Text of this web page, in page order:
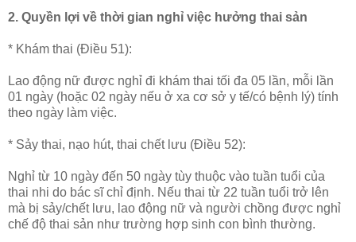
2. Quyền lợi về thời gian nghỉ việc hưởng thai sản
* Khám thai (Điều 51):
Lao động nữ được nghỉ đi khám thai tối đa 05 lần, mỗi lần
01 ngày (hoặc 02 ngày nếu ở xa cơ sở y tế/có bệnh lý) tính
theo ngày làm việc.
* Sảy thai, nạo hút, thai chết lưu (Điều 52):
Nghỉ từ 10 ngày đến 50 ngày tùy thuộc vào tuần tuổi của
thai nhi do bác sĩ chỉ định. Nếu thai từ 22 tuần tuổi trở lên
mà bị sảy/chết lưu, lao động nữ và người chồng được nghỉ
chế độ thai sản như trường hợp sinh con bình thường.